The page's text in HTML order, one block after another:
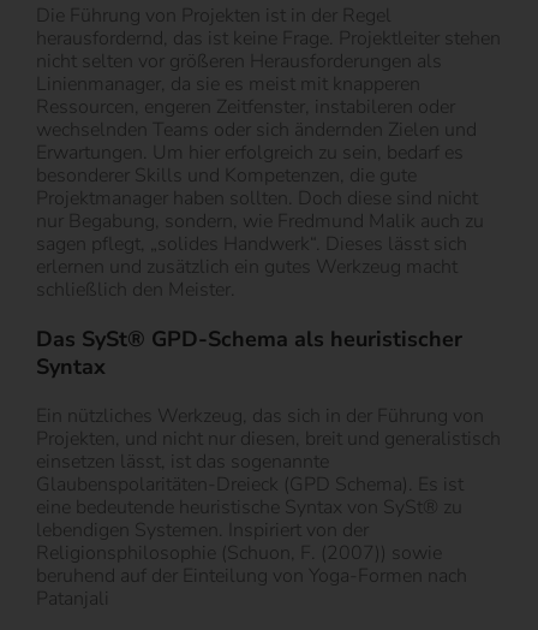
Die Führung von Projekten ist in der Regel
herausfordernd, das ist keine Frage. Projektleiter stehen
nicht selten vor größeren Herausforderungen als
Linienmanager, da sie es meist mit knapperen
Ressourcen, engeren Zeitfenster, instabileren oder
wechselnden Teams oder sich ändernden Zielen und
Erwartungen. Um hier erfolgreich zu sein, bedarf es
besonderer Skills und Kompetenzen, die gute
Projektmanager haben sollten. Doch diese sind nicht
nur Begabung, sondern, wie Fredmund Malik auch zu
sagen pflegt, „solides Handwerk“. Dieses lässt sich
erlernen und zusätzlich ein gutes Werkzeug macht
schließlich den Meister.
Das SySt® GPD-Schema als heuristischer
Syntax
Ein nützliches Werkzeug, das sich in der Führung von
Projekten, und nicht nur diesen, breit und generalistisch
einsetzen lässt, ist das sogenannte
Glaubenspolaritäten-Dreieck (GPD Schema). Es ist
eine bedeutende heuristische Syntax von SySt® zu
lebendigen Systemen. Inspiriert von der
Religionsphilosophie (Schuon, F. (2007)) sowie
beruhend auf der Einteilung von Yoga-Formen nach
Patanjali